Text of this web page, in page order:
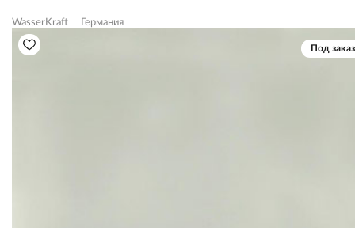
WasserKraft Германия
Под заказ